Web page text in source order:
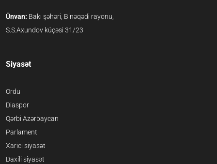
Ünvan: Bakı şəhəri, Binəqədi rayonu,
S.S.Axundov küçəsi 31/23
Siyasət
Ordu
Diaspor
Qərbi Azərbaycan
Parlament
Xarici siyasət
Daxili siyasət